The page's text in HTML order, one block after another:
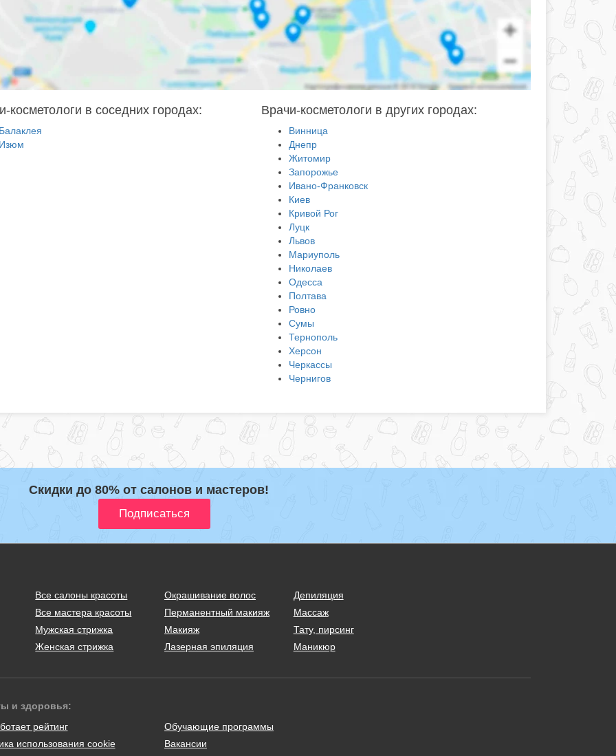
косметологи в соседних городах: Врачи-косметологи в других городах:
Винница
Днепр
Житомир
Запорожье
Ивано-Франковск
Киев
Кривой Рог
Луцк
Львов
Мариуполь
Николаев
Одесса
Полтава
Ровно
Сумы
Тернополь
Херсон
Черкассы
Чернигов
Скидки до 80% от салонов и мастеров!
Все салоны красоты
Все мастера красоты
Мужская стрижка
Женская стрижка
Окрашивание волос
Перманентный макияж
Макияж
Лазерная эпиляция
Депиляция
Массаж
Тату, пирсинг
Маникюр
и здоровья:
рейтинг
использования cookie
Обучающие программы
Вакансии